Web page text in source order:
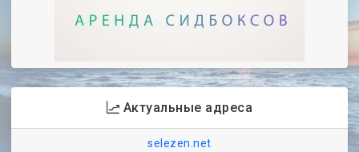
Актуальные адреса
selezen.net